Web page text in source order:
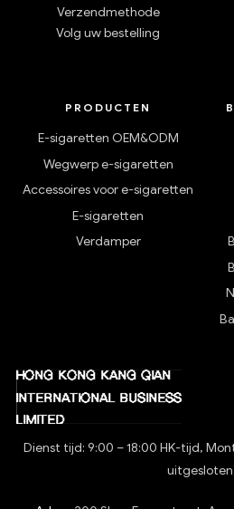
Verzendmethode
Volg uw bestelling
PRODUCTEN
E-sigaretten OEM&ODM
Wegwerp e-sigaretten
Accessoires voor e-sigaretten
E-sigaretten
Verdamper
Dienst tijd: 9:00 – 18:00 HK-tijd,